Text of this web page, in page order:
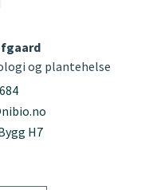
og plantehelse
H7